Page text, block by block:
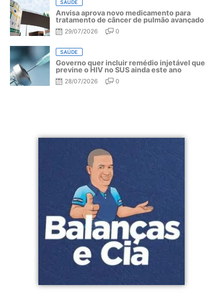
SAÚDE
Anvisa aprova novo medicamento para
tratamento de câncer de pulmão avançado
29/07/2026 0
SAÚDE
Governo quer incluir remédio injetável que
previne o HIV no SUS ainda este ano
28/07/2026 0